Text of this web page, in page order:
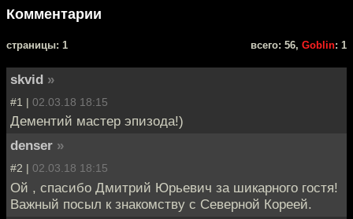
Комментарии
cтраницы: 1 всего: 56, Goblin: 1
skvid »
#1 | 02.03.18 18:15
Дементий мастер эпизода!)
denser »
#2 | 02.03.18 18:15
Ой , спасибо Дмитрий Юрьевич за шикарного гостя!
Важный посыл к знакомству с Северной Кореей.